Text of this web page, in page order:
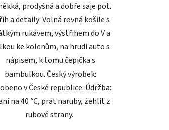
prodyšná a dobře saje pot.
a detaily: Volná rovná košile s
rukávem, výstřihem do V a
ke kolenům, na hrudi auto s
nápisem, k tomu čepička s
bambulkou. Český výrobek:
v České republice. Údržba:
na 40 °C, prát naruby, žehlit z
rubové strany.